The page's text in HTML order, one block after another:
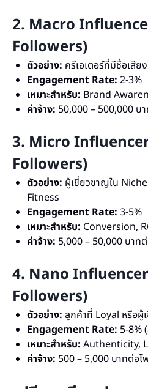
2. Macro
Followers)
ตัวอย่าง: ครีเอเตอร์ที่มีชื่อเสีย
Engagement Rate: 2-3%
เหมาะสำหรับ: Brand
ค่าจ้าง: 50,000 – 500,000 บ
3. Micro
Followers)
ตัวอย่าง: ผู้เชี่ยวชาญใน
Fitness
Engagement Rate: 3-5%
เหมาะสำหรับ: Conversion,
ค่าจ้าง: 5,000 – 50,000 บาท
4. Nano Influencer
Followers)
ตัวอย่าง: ลูกค้าที่ Loyal หรือผู้
Engagement Rate: 5-8%
เหมาะสำหรับ: Authenticity,
ค่าจ้าง: 500 – 5,000 บาทต่อ